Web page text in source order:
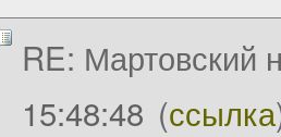
RE: Мартовский
15:48:48 (ссылка